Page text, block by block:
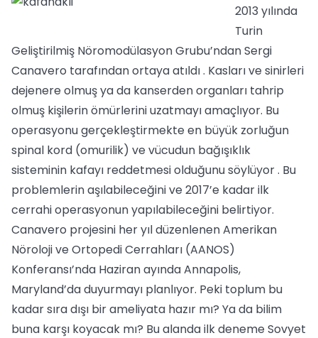
2013 yılında
Turin
Geliştirilmiş Nöromodülasyon Grubu’ndan Sergi
Canavero tarafından ortaya atıldı . Kasları ve sinirleri
dejenere olmuş ya da kanserden organları tahrip
olmuş kişilerin ömürlerini uzatmayı amaçlıyor. Bu
operasyonu gerçekleştirmekte en büyük zorluğun
spinal kord (omurilik) ve vücudun bağışıklık
sisteminin kafayı reddetmesi olduğunu söylüyor . Bu
problemlerin aşılabileceğini ve 2017’e kadar ilk
cerrahi operasyonun yapılabileceğini belirtiyor.
Canavero projesini her yıl düzenlenen Amerikan
Nöroloji ve Ortopedi Cerrahları (AANOS)
Konferansı’nda Haziran ayında Annapolis,
Maryland’da duyurmayı planlıyor. Peki toplum bu
kadar sıra dışı bir ameliyata hazır mı? Ya da bilim
buna karşı koyacak mı? Bu alanda ilk deneme Sovyet